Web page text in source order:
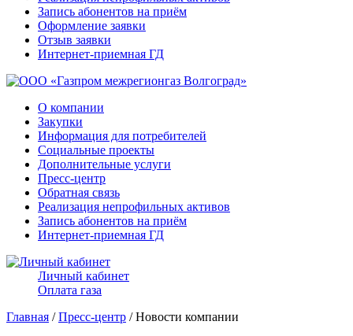
Запись абонентов на приём
Оформление заявки
Отзыв заявки
Интернет-приемная ГД
О компании
Закупки
Информация для потребителей
Социальные проекты
Дополнительные услуги
Пресс-центр
Обратная связь
Реализация непрофильных активов
Запись абонентов на приём
Интернет-приемная ГД
Личный кабинет
Оплата газа
Главная /Пресс-центр / Новости компании